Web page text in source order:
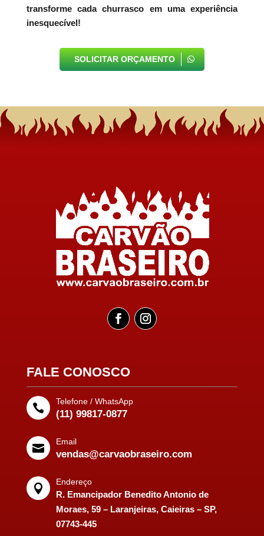
transforme cada churrasco em uma experiência
inesquecível!
SOLICITAR ORÇAMENTO
FALE CONOSCO

Telefone / WhatsApp
(11) 99817-0877

Email
vendas@carvaobraseiro.com

Endereço
R. Emancipador Benedito Antonio de
Moraes, 59 – Laranjeiras, Caieiras – SP,
07743-445